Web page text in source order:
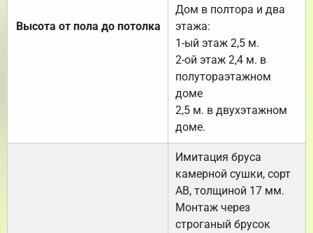
Высота от пола до потолка
Дом в полтора и два
этажа:
1-ый этаж 2,5 м.
2-ой этаж 2,4 м. в
полутораэтажном
доме
2,5 м. в двухэтажном
доме.
Имитация бруса
камерной сушки, сорт
АВ, толщиной 17 мм.
Монтаж через
строганый брусок